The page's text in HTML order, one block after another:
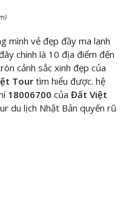
mình vẻ đẹp đầy ma lanh
chính là 10 địa điểm đến
cảnh sắc xinh đẹp của
Tour tìm hiểu được. hệ
18006700 của Đất Việt
du lịch Nhật Bản quyến rũ